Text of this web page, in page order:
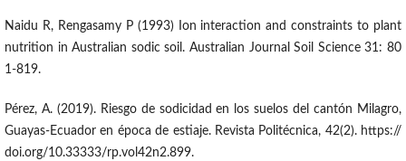
Naidu R, Rengasamy P (1993) Ion interaction and constraints to plant
nutrition in Australian sodic soil. Australian Journal Soil Science 31: 80
1-819.
Pérez, A. (2019). Riesgo de sodicidad en los suelos del cantón Milagro,
Guayas-Ecuador en época de estiaje. Revista Politécnica, 42(2). https://
doi.org/10.33333/rp.vol42n2.899.